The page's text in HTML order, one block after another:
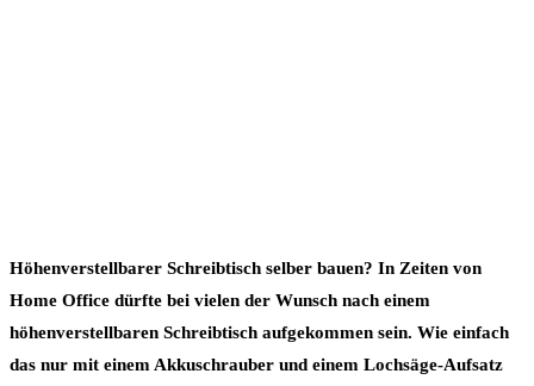
Höhenverstellbarer Schreibtisch selber bauen? In Zeiten von
Home Office dürfte bei vielen der Wunsch nach einem
höhenverstellbaren Schreibtisch aufgekommen sein. Wie einfach
das nur mit einem Akkuschrauber und einem Lochsäge-Aufsatz